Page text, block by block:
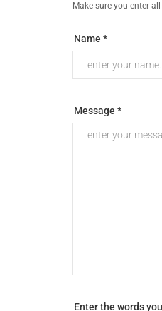
Make sure you enter
Name *
Message *
Enter the words